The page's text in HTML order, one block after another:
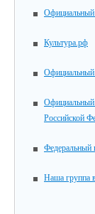
Официальный
Культура.рф
Официальный
Официальный
Российской
Федеральный
Наша группа